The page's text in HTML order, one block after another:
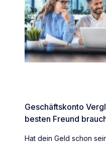
Geschäftskonto
besten Freund
Hat dein Geld schon